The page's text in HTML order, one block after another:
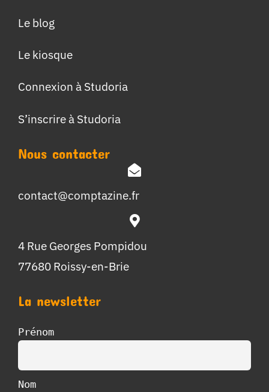
Le blog
Le kiosque
Connexion à Studoria
S’inscrire à Studoria
Nous contacter
contact@comptazine.fr
4 Rue Georges Pompidou
77680 Roissy-en-Brie
La newsletter
Prénom
Nom